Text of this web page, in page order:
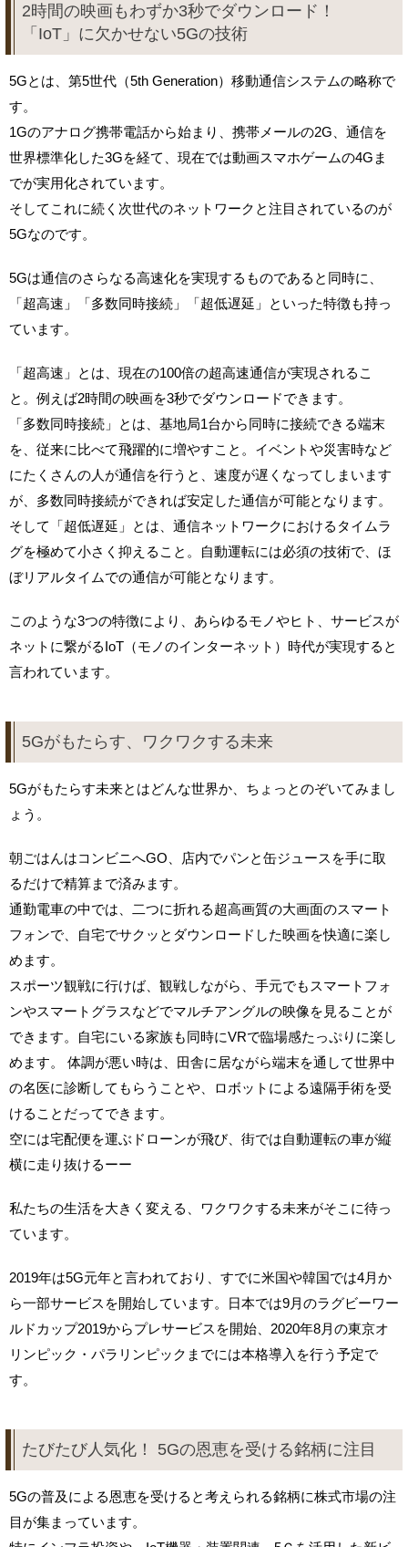
2時間の映画もわずか3秒でダウンロード！
「IoT」に欠かせない5Gの技術
5Gとは、第5世代（5th Generation）移動通信システムの略称で
す。
1Gのアナログ携帯電話から始まり、携帯メールの2G、通信を
世界標準化した3Gを経て、現在では動画スマホゲームの4Gま
でが実用化されています。
そしてこれに続く次世代のネットワークと注目されているのが
5Gなのです。
5Gは通信のさらなる高速化を実現するものであると同時に、
「超高速」「多数同時接続」「超低遅延」といった特徴も持っ
ています。
「超高速」とは、現在の100倍の超高速通信が実現されるこ
と。例えば2時間の映画を3秒でダウンロードできます。
「多数同時接続」とは、基地局1台から同時に接続できる端末
を、従来に比べて飛躍的に増やすこと。イベントや災害時など
にたくさんの人が通信を行うと、速度が遅くなってしまいます
が、多数同時接続ができれば安定した通信が可能となります。
そして「超低遅延」とは、通信ネットワークにおけるタイムラ
グを極めて小さく抑えること。自動運転には必須の技術で、ほ
ぼリアルタイムでの通信が可能となります。
このような3つの特徴により、あらゆるモノやヒト、サービスが
ネットに繋がるIoT（モノのインターネット）時代が実現すると
言われています。
5Gがもたらす、ワクワクする未来
5Gがもたらす未来とはどんな世界か、ちょっとのぞいてみまし
ょう。
朝ごはんはコンビニへGO、店内でパンと缶ジュースを手に取
るだけで精算まで済みます。
通勤電車の中では、二つに折れる超高画質の大画面のスマート
フォンで、自宅でサクッとダウンロードした映画を快適に楽し
めます。
スポーツ観戦に行けば、観戦しながら、手元でもスマートフォ
ンやスマートグラスなどでマルチアングルの映像を見ることが
できます。自宅にいる家族も同時にVRで臨場感たっぷりに楽し
めます。 体調が悪い時は、田舎に居ながら端末を通して世界中
の名医に診断してもらうことや、ロボットによる遠隔手術を受
けることだってできます。
空には宅配便を運ぶドローンが飛び、街では自動運転の車が縦
横に走り抜けるーー
私たちの生活を大きく変える、ワクワクする未来がそこに待っ
ています。
2019年は5G元年と言われており、すでに米国や韓国では4月か
ら一部サービスを開始しています。日本では9月のラグビーワー
ルドカップ2019からプレサービスを開始、2020年8月の東京オ
リンピック・パラリンピックまでには本格導入を行う予定で
す。
たびたび人気化！ 5Gの恩恵を受ける銘柄に注目
5Gの普及による恩恵を受けると考えられる銘柄に株式市場の注
目が集まっています。